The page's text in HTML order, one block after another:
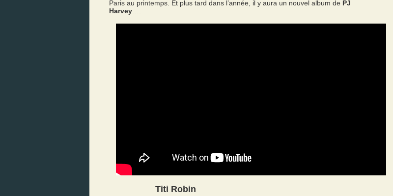
Paris au printemps. Et plus tard dans l’année, il y aura un nouvel album de PJ
Harvey
Titi Robin